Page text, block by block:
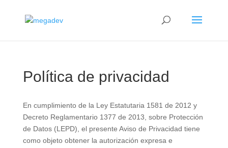
Política de privacidad
En cumplimiento de la Ley Estatutaria 1581 de 2012 y
Decreto Reglamentario 1377 de 2013, sobre Protección
de Datos (LEPD), el presente Aviso de Privacidad tiene
como objeto obtener la autorización expresa e